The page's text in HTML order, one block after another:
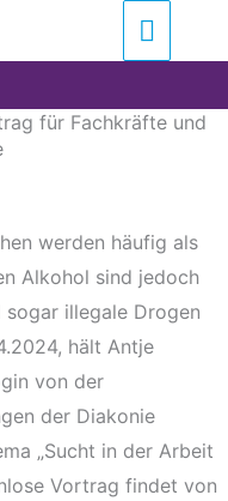
für Fachkräfte und
werden häufig als
Alkohol sind jedoch
sogar illegale Drogen
hält Antje
von der
der Diakonie
„Sucht in der Arbeit
Vortrag findet von